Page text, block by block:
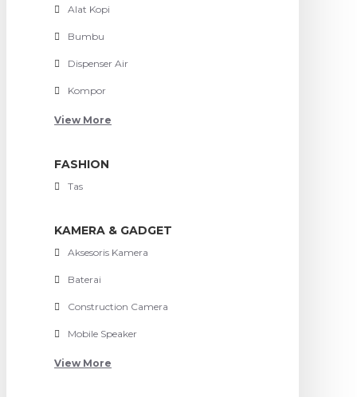
Alat Kopi
Bumbu
Dispenser Air
Kompor
View More
FASHION
Tas
KAMERA & GADGET
Aksesoris Kamera
Baterai
Construction Camera
Mobile Speaker
View More